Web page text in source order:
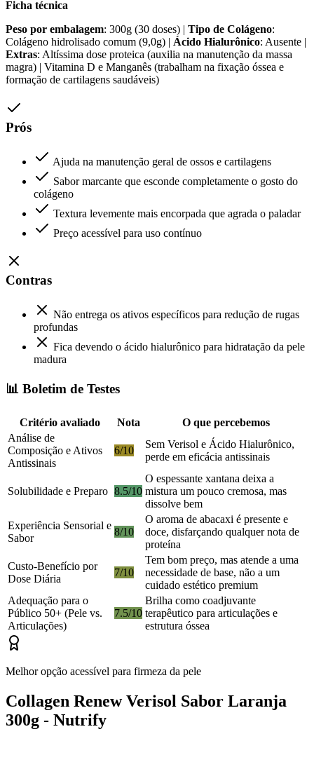
Ficha técnica
Peso por embalagem: 300g (30 doses) | Tipo de Colágeno:
Colágeno hidrolisado comum (9,0g) | Ácido Hialurônico: Ausente |
Extras: Altíssima dose proteica (auxilia na manutenção da massa
magra) | Vitamina D e Manganês (trabalham na fixação óssea e
formação de cartilagens saudáveis)
Prós
Ajuda na manutenção geral de ossos e cartilagens
Sabor marcante que esconde completamente o gosto do
colágeno
Textura levemente mais encorpada que agrada o paladar
Preço acessível para uso contínuo
Contras
Não entrega os ativos específicos para redução de rugas
profundas
Fica devendo o ácido hialurônico para hidratação da pele
madura
📊 Boletim de Testes
Critério avaliado Nota
O que percebemos
Análise de
Composição e Ativos
Antissinais
6/10
Sem Verisol e Ácido Hialurônico,
perde em eficácia antissinais
Solubilidade e Preparo 8.5/10
O espessante xantana deixa a
mistura um pouco cremosa, mas
dissolve bem
Experiência Sensorial e
Sabor
8/10
O aroma de abacaxi é presente e
doce, disfarçando qualquer nota de
proteína
Custo-Benefício por
Dose Diária
7/10
Tem bom preço, mas atende a uma
necessidade de base, não a um
cuidado estético premium
Adequação para o
Público 50+ (Pele vs.
Articulações)
7.5/10
Brilha como coadjuvante
terapêutico para articulações e
estrutura óssea
Melhor opção acessível para firmeza da pele
Collagen Renew Verisol Sabor Laranja
300g - Nutrify